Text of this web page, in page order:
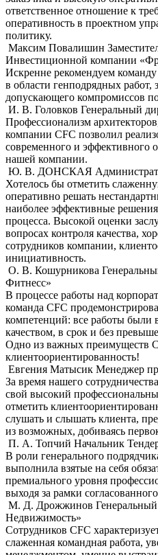
ответственное отношение к
оперативность в проектном
политику.
Максим Повалишин
Инвестиционной компании
Искренне рекомендуем
в области генподрядных работ,
допускающего компромиссов по
И. В. Головков Генеральный
Профессионализм
компании CFC позволил
современного и эффективного
нашей компании.
Ю. В. ДОНСКАЯ
Хотелось бы отметить
оперативно решать
наиболее эффективные
процесса. Высокой оценки
вопросах контроля качества,
сотрудников компании,
инициативность.
О. В. Кошурникова
Фитнесс»
В процессе работы над
команда СFС
компетенций: все работы
качеством, в срок и без
Одно из важных преимуществ
клиентоориентированность!
Евгения Матысик Менеджер
За время нашего
свой высокий
отметить
слушать и слышать клиента,
из возможных, добиваясь
П. А. Топчий Начальник
В роли генерального
выполнила взятые на себя
премиального уровня
выходя за рамки
М. Д. Дрожжинов
Недвижимость»
Сотрудников CFC
слаженная командная работа,